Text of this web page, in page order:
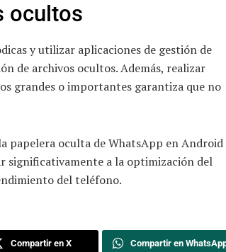
ocultos
y utilizar aplicaciones de gestión de
de archivos ocultos. Además, realizar
grandes o importantes garantiza que no
papelera oculta de WhatsApp en Android
significativamente a la optimización del
del teléfono.
Compartir en X Compartir en